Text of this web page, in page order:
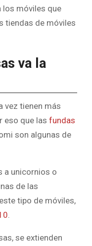
los móviles que
tiendas de móviles
va la
vez tienen más
eso que las fundas
son algunas de
a unicornios o
de las
tipo de móviles,
se extienden